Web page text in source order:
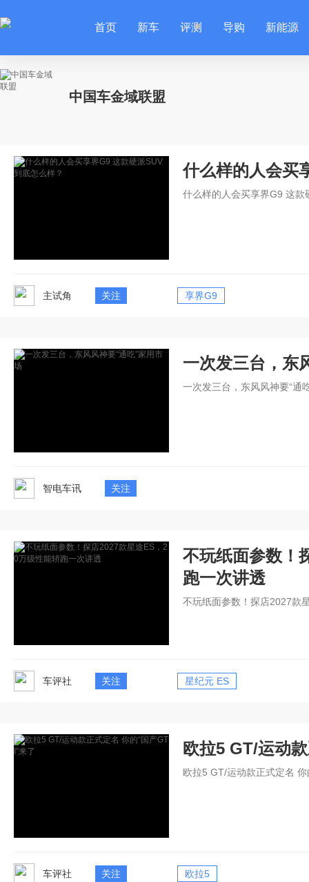
首页 新车 评测 导购 新能源
中国车金域联盟
什么样的人会买
什么样的人会买享界G9 这款
主试角 关注 享界G9
一次发三台，东
一次发三台，东风风神要“通
智电车讯 关注
不玩纸面参数！
跑一次讲透
不玩纸面参数！探店2027款
车评社 关注 星纪元 ES
欧拉5 GT/运动
欧拉5 GT/运动款正式定名 你
车评社 关注 欧拉5